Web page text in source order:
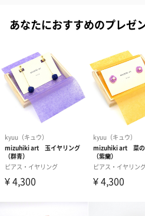
月下美人
真夜中に白く輝いて咲くような、
金糸雀
カナリアの明るい羽色のような、金
あなたにおすすめのプレゼ